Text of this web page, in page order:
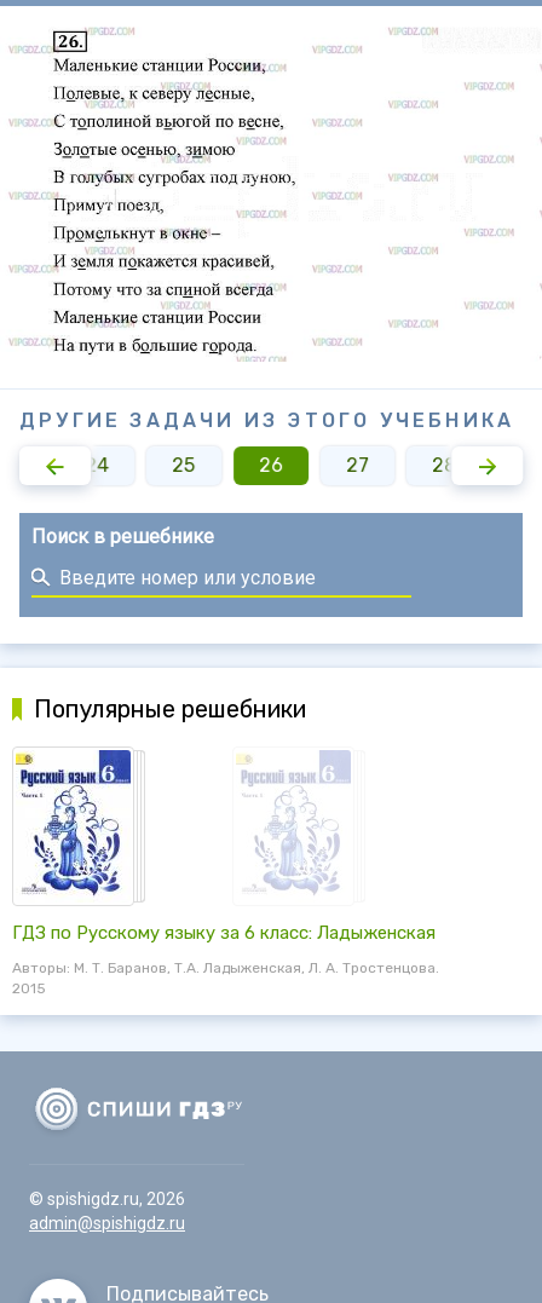
ДРУГИЕ ЗАДАЧИ ИЗ ЭТОГО УЧЕБНИКА
24 25 26 27 28
Поиск в решебнике
Популярные решебники
ГДЗ по Русскому языку за 6 класс: Ладыженская
Авторы: М. Т. Баранов, Т.А. Ладыженская, Л. А. Тростенцова.
2015
© spishigdz.ru, 2026
admin@spishigdz.ru
Подписывайтесь